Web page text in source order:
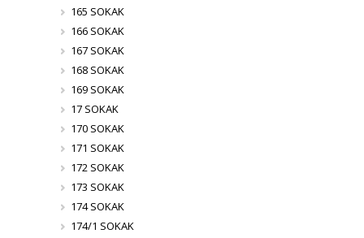
165 SOKAK
166 SOKAK
167 SOKAK
168 SOKAK
169 SOKAK
17 SOKAK
170 SOKAK
171 SOKAK
172 SOKAK
173 SOKAK
174 SOKAK
174/1 SOKAK